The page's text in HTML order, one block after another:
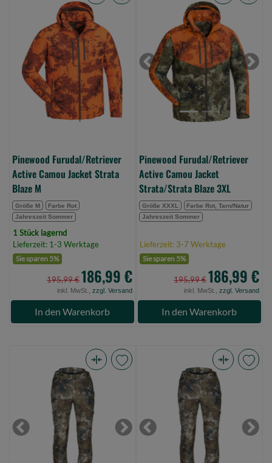
Furudal/Retriever
Active
Camou
Jacket
Strata
Blaze
Pinewood Furudal/Retriever
Active Camou Jacket Strata
Blaze M
Größe M
Farbe Rot
Jahreszeit Sommer
1 Stück lagernd
Lieferzeit: 1-3 Werktage
Sie sparen 5%
195,99 €186,99 €
inkl. MwSt., zzgl. Versand
In den Warenkorb
Furudal/Retriever
Active
Camou
Jacket
Strata/Strata
Blaze
Previous Next
Pinewood Furudal/Retriever
Active Camou Jacket
Strata/Strata Blaze 3XL
Größe XXXL
Farbe Rot, Tarn/Natur
Jahreszeit Sommer
Lieferzeit: 3-7 Werktage
Sie sparen 5%
195,99 €186,99 €
inkl. MwSt., zzgl. Versand
In den Warenkorb
Pinewood
Xtr
2.0Previous Next
Pinewood
Xtr
2.0Previous Next